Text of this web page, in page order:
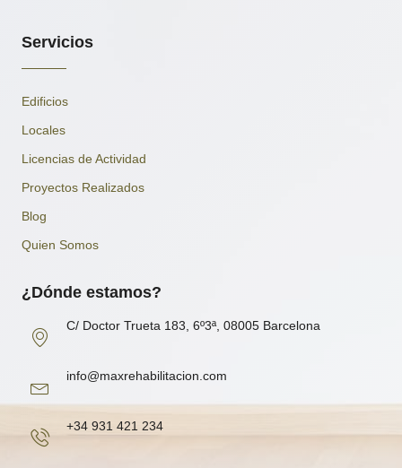
Servicios
Edificios
Locales
Licencias de Actividad
Proyectos Realizados
Blog
Quien Somos
¿Dónde estamos?
C/ Doctor Trueta 183, 6º3ª, 08005 Barcelona
info@maxrehabilitacion.com
+34 931 421 234